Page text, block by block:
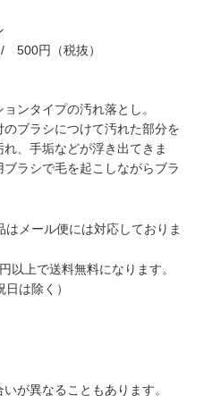
500円（税抜）
ンタイプの汚れ落とし。
ブラシにつけて汚れた部分を
、手垢などが浮き出てきま
ラシで毛を起こしながらブラ
メール便には対応しておりま
以上で送料無料になります。
は除く）
が異なることもあります。